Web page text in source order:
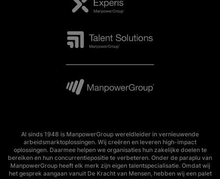
Al sinds 1948 is ManpowerGroup wereldleider in vernieuwende
arbeidsmarktoplossingen. Wij creëren en leveren high-impact
oplossingen. Daarmee helpen we organisaties hun zakelijke doelen te
bereiken en hun concurrentiepositie te verbeteren. Onder de paraplu van
ManpowerGroup heeft elk merk zijn eigen talentspecialisatie. Omdat wij
het gesprek aangaan vanuit De Kracht van Mensen, hebben wij een palet